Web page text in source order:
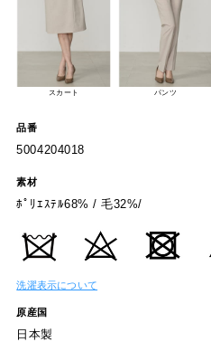
スカート パンツ
品番
5004204018
素材
ﾎﾟﾘｴｽﾃﾙ68% / 毛32%/
洗濯表示について
原産国
日本製